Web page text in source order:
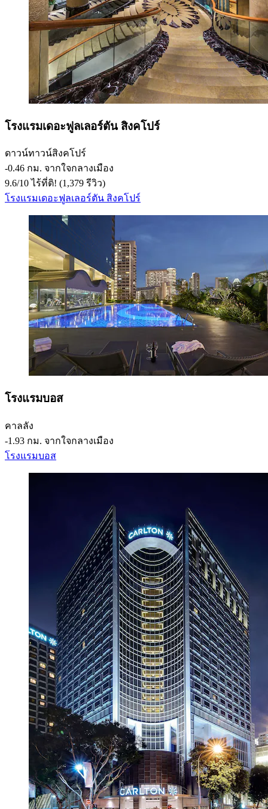
โรงแรมเดอะฟูลเลอร์ตัน สิงคโปร์
ดาวน์ทาวน์สิงคโปร์
‐0.46 กม. จากใจกลางเมือง
9.6/10ไร้ที่ติ! (1,379 รีวิว)
โรงแรมเดอะฟูลเลอร์ตัน สิงคโปร์
โรงแรมบอส
คาลลัง
‐1.93 กม. จากใจกลางเมือง
โรงแรมบอส